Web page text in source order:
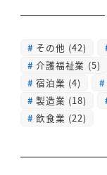
その他 (42)
介護福祉業 (5)
宿泊業 (4)
製造業 (18)
飲食業 (22)